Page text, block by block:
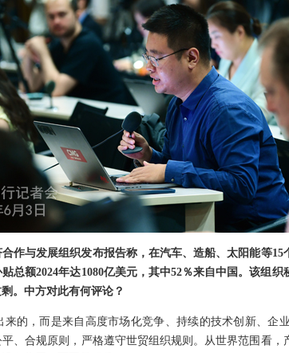
作与发展组织发布报告称，在汽车、造船、太阳能等
总额2024年达1080亿美元，其中52％来自中国。该组
。中方对此有何评论？
的，而是来自高度市场化竞争、持续的技术创新、企
、合规原则，严格遵守世贸组织规则。从世界范围看